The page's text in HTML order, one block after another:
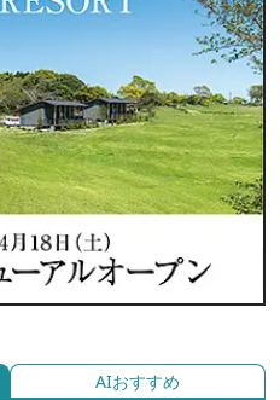
AIおすすめ